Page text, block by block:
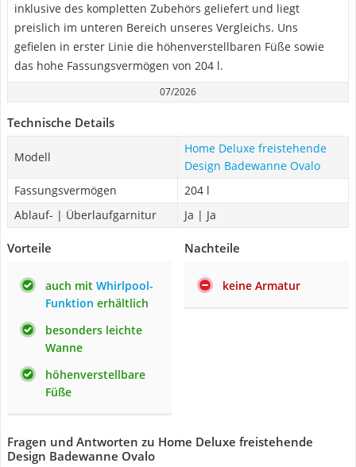
inklusive des kompletten Zubehörs geliefert und liegt
preislich im unteren Bereich unseres Vergleichs. Uns
gefielen in erster Linie die höhenverstellbaren Füße sowie
das hohe Fassungsvermögen von 204 l.
07/2026
Technische Details
Modell
Home Deluxe freistehende
Design Badewanne Ovalo
Fassungsvermögen
204 l
Ablauf- | Überlaufgarnitur
Ja | Ja
Vorteile
auch mit Whirlpool-
Funktion erhältlich
besonders leichte
Wanne
höhenverstellbare
Füße
Nachteile
keine Armatur
Fragen und Antworten zu Home Deluxe freistehende
Design Badewanne Ovalo